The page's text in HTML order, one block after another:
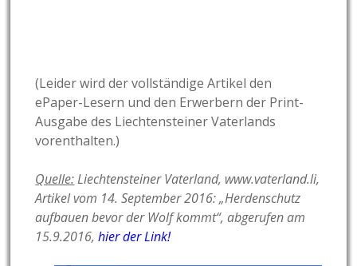
(Leider wird der vollständige Artikel den
ePaper-Lesern und den Erwerbern der Print-
Ausgabe des Liechtensteiner Vaterlands
vorenthalten.)
Quelle:Liechtensteiner Vaterland, www.vaterland.li,
Artikel vom 14. September 2016: „Herdenschutz
aufbauen bevor der Wolf kommt“, abgerufen am
15.9.2016, hier der Link!